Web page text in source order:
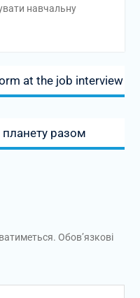
навчальну
at the job interview
разом
Обов’язкові